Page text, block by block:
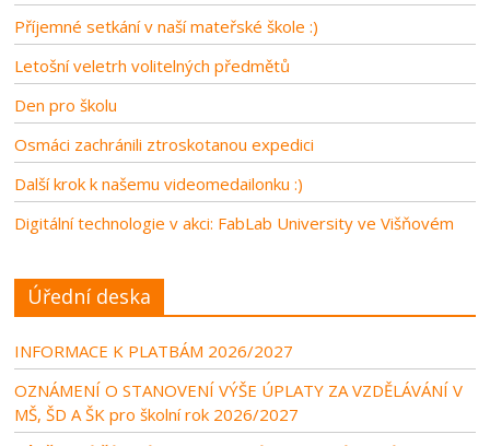
Příjemné setkání v naší mateřské škole :)
Letošní veletrh volitelných předmětů
Den pro školu
Osmáci zachránili ztroskotanou expedici
Další krok k našemu videomedailonku :)
Digitální technologie v akci: FabLab University ve Višňovém
Úřední deska
INFORMACE K PLATBÁM 2026/2027
OZNÁMENÍ O STANOVENÍ VÝŠE ÚPLATY ZA VZDĚLÁVÁNÍ V
MŠ, ŠD A ŠK pro školní rok 2026/2027